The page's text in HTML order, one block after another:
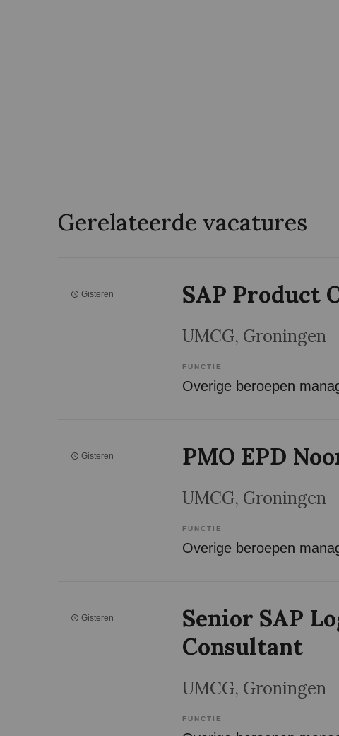
Gerelateerde vacatures
Gisteren SAP Product
UMCG, Groningen
FUNCTIE
Gisteren PMO EPD
UMCG, Groningen
FUNCTIE
Gisteren
Senior SAP
Consultant
UMCG, Groningen
FUNCTIE